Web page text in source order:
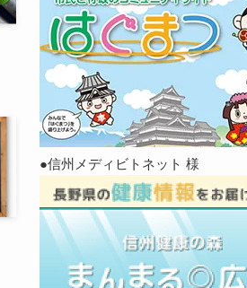
●信州メディビトネット 様